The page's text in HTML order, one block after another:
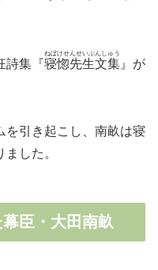
詩集『寝惚先生文集
ねぼけせんせいぶんしゅう
』が
を引き起こし、南畝は寝
した。
臣・大田南畝